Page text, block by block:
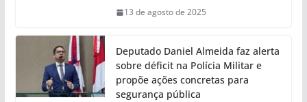
13 de agosto de 2025
Deputado Daniel Almeida faz alerta
sobre déficit na Polícia Militar e
propõe ações concretas para
segurança pública